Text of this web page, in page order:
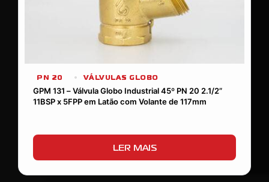
PN 20
VÁLVULAS GLOBO
GPM 131 – Válvula Globo Industrial 45º PN 20 2.1/2”
11BSP x 5FPP em Latão com Volante de 117mm
LER MAIS